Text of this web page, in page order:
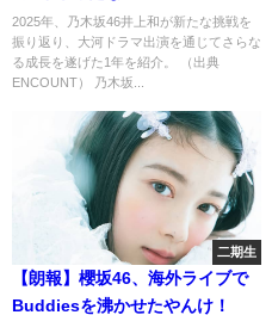
2025年、乃木坂46井上和が新たな挑戦を
振り返り、大河ドラマ出演を通じてさらな
る成長を遂げた1年を紹介。 （出典
ENCOUNT） 乃木坂...
二期生
【朗報】櫻坂46、海外ライブで
Buddiesを沸かせたやんけ！